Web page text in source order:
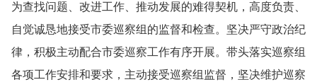
为查找问题、改进工作、推动发展的难得契机，高度负责、
自觉诚恳地接受市委巡察组的监督和检查。坚决严守政治纪
律，积极主动配合市委巡察工作有序开展。带头落实巡察组
各项工作安排和要求 ，主动接受巡察组监督，坚决维护巡察